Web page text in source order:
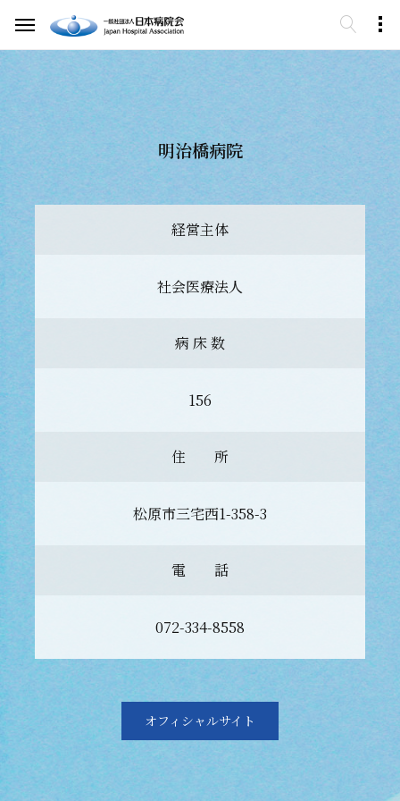
明治橋病院
経営主体
社会医療法人
病 床 数
156
住 所
松原市三宅西1-358-3
電 話
072-334-8558
オフィシャルサイト